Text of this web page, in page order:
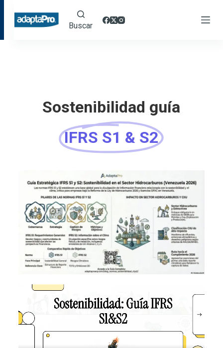
Buscar
Sostenibilidad guía
IFRS S1 & S2